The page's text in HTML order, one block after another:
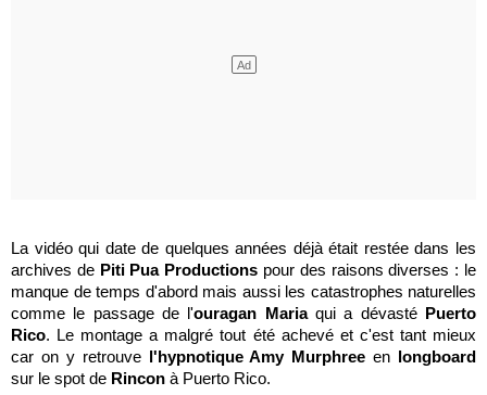
La vidéo qui date de quelques années déjà était restée dans les
archives de Piti Pua Productions pour des raisons diverses : le
manque de temps d'abord mais aussi les catastrophes naturelles
comme le passage de l'ouragan Mariaqui a dévasté Puerto
Rico. Le montage a malgré tout été achevé et c'est tant mieux
car on y retrouve l'hypnotique Amy Murphree en longboard
sur le spot de Rincon à Puerto Rico.